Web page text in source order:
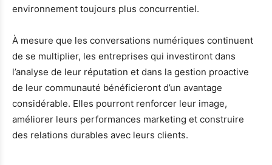
environnement toujours plus concurrentiel.
À mesure que les conversations numériques continuent
de se multiplier, les entreprises qui investiront dans
l’analyse de leur réputation et dans la gestion proactive
de leur communauté bénéficieront d’un avantage
considérable. Elles pourront renforcer leur image,
améliorer leurs performances marketing et construire
des relations durables avec leurs clients.